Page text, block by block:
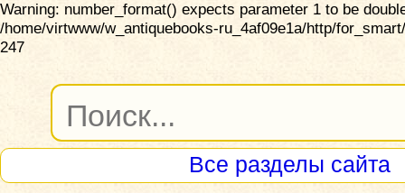
Warning: number_format() expects parameter 1 to be
/home/virtwww/w_antiquebooks-ru_4af09e1a/http/
247
Все разделы сайта